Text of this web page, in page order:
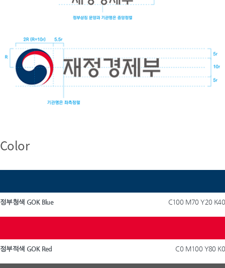
Color
정부청색 GOK Blue C100 M70 Y20 K40
정부적색 GOK Red C0 M100 Y80 K0